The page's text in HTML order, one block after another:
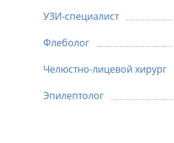
УЗИ-специалист
Флеболог
Челюстно-лицевой хирург
Эпилептолог